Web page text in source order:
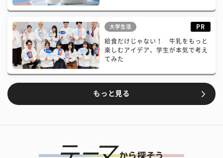
大学生活 PR
給食だけじゃない！ 牛乳をもっと
楽しむアイデア、学生が本気で考え
てみた
もっと見る